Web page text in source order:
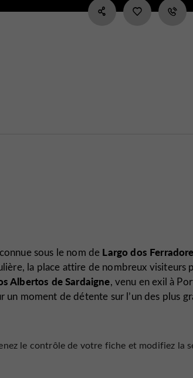
sous le nom de Largo dos
, la place attire de nombreux visiteurs
Albertos de Sardaigne, venu en exil à
un moment de détente sur l’un des plus
le contrôle de votre fiche et modifiez la